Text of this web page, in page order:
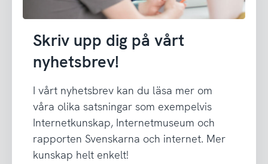
Skriv upp dig på vårt
nyhetsbrev!
I vårt nyhetsbrev kan du läsa mer om
våra olika satsningar som exempelvis
Internetkunskap, Internetmuseum och
rapporten Svenskarna och internet. Mer
kunskap helt enkelt!